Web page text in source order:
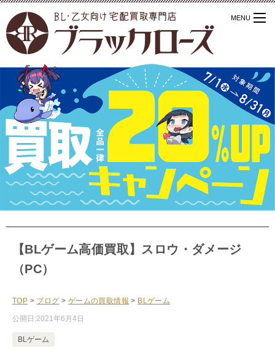
【BLゲーム高価買取】スロウ・ダメージ
（PC）
TOP > ブログ > ゲームの買取情報 > BLゲーム
公開日:2021年6月4日
BLゲーム